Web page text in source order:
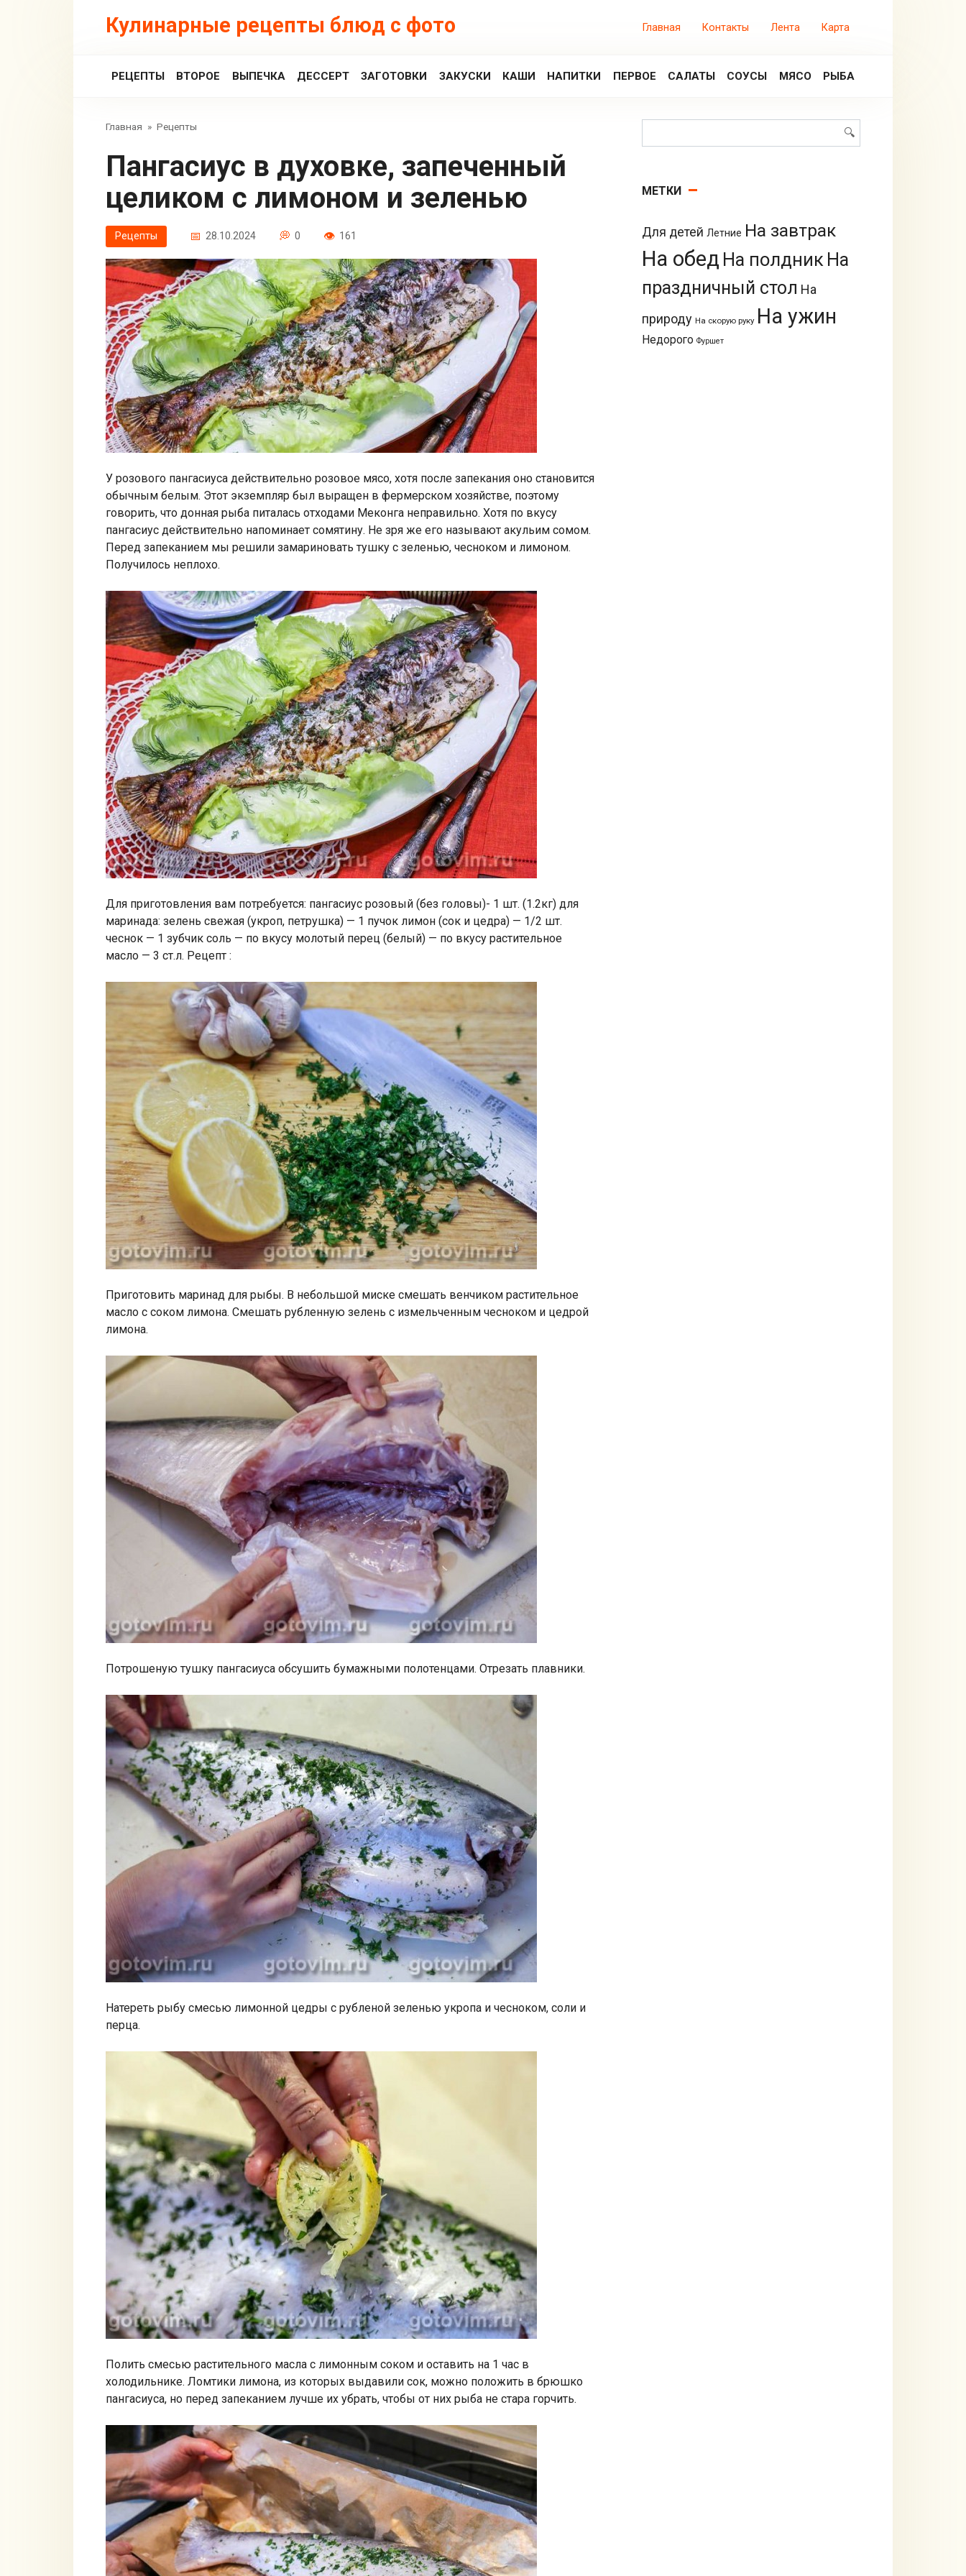
Кулинарные рецепты блюд с фото Главная Контакты Лента Карта
РЕЦЕПТЫ ВТОРОЕ ВЫПЕЧКА ДЕССЕРТ ЗАГОТОВКИ ЗАКУСКИ КАШИ НАПИТКИ ПЕРВОЕ САЛАТЫ СОУСЫ МЯСО РЫБА
Главная » Рецепты
Пангасиус в духовке, запеченный
целиком с лимоном и зеленью
Рецепты 28.10.2024 0 161
У розового пангасиуса действительно розовое мясо, хотя после запекания оно становится
обычным белым. Этот экземпляр был выращен в фермерском хозяйстве, поэтому
говорить, что донная рыба питалась отходами Меконга неправильно. Хотя по вкусу
пангасиус действительно напоминает сомятину. Не зря же его называют акульим сомом.
Перед запеканием мы решили замариновать тушку с зеленью, чесноком и лимоном.
Получилось неплохо.
Для приготовления вам потребуется: пангасиус розовый (без головы)- 1 шт. (1.2кг) для
маринада: зелень свежая (укроп, петрушка) — 1 пучок лимон (сок и цедра) — 1/2 шт.
чеснок — 1 зубчик соль — по вкусу молотый перец (белый) — по вкусу растительное
масло — 3 ст.л. Рецепт :
Приготовить маринад для рыбы. В небольшой миске смешать венчиком растительное
масло с соком лимона. Смешать рубленную зелень с измельченным чесноком и цедрой
лимона.
Потрошеную тушку пангасиуса обсушить бумажными полотенцами. Отрезать плавники.
Натереть рыбу смесью лимонной цедры с рубленой зеленью укропа и чесноком, соли и
перца.
Полить смесью растительного масла с лимонным соком и оставить на 1 час в
холодильнике. Ломтики лимона, из которых выдавили сок, можно положить в брюшко
пангасиуса, но перед запеканием лучше их убрать, чтобы от них рыба не стара горчить.
МЕТКИ
Для детей Летние На завтрак
На обед На полдник На
праздничный стол На
природу На скорую руку На ужин
Недорого Фуршет